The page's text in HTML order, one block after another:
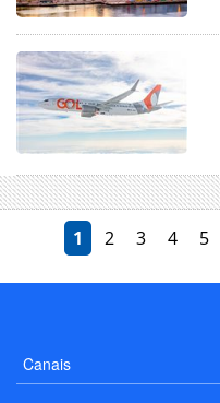
1 2 3 4 5
Canais